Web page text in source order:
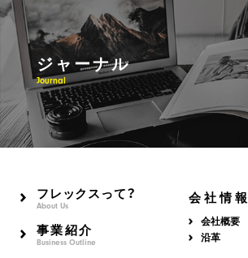
ジャーナル
Journal
フレックスって？
About Us
事業紹介
Business Outline
会社情報
会社概要
沿革